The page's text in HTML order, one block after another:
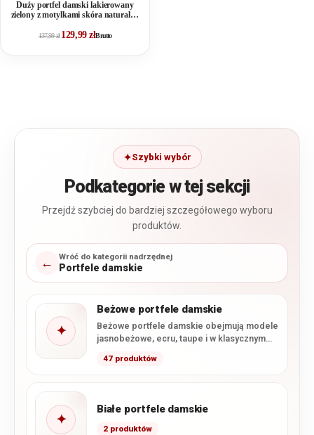
Duży portfel damski lakierowany
zielony z motylkami skóra naturalna
137,99zł 129,99złBrutto
Szybki wybór
Podkategorie w tej sekcji
Przejdź szybciej do bardziej szczegółowego wyboru
produktów.
← Wróć do kategorii nadrzędnej
Portfele damskie
✦
Beżowe portfele damskie
Beżowe portfele damskie obejmują modele
jasnobeżowe, ecru, taupe i w klasycznym
47 produktów
✦
Białe portfele damskie
2 produktów